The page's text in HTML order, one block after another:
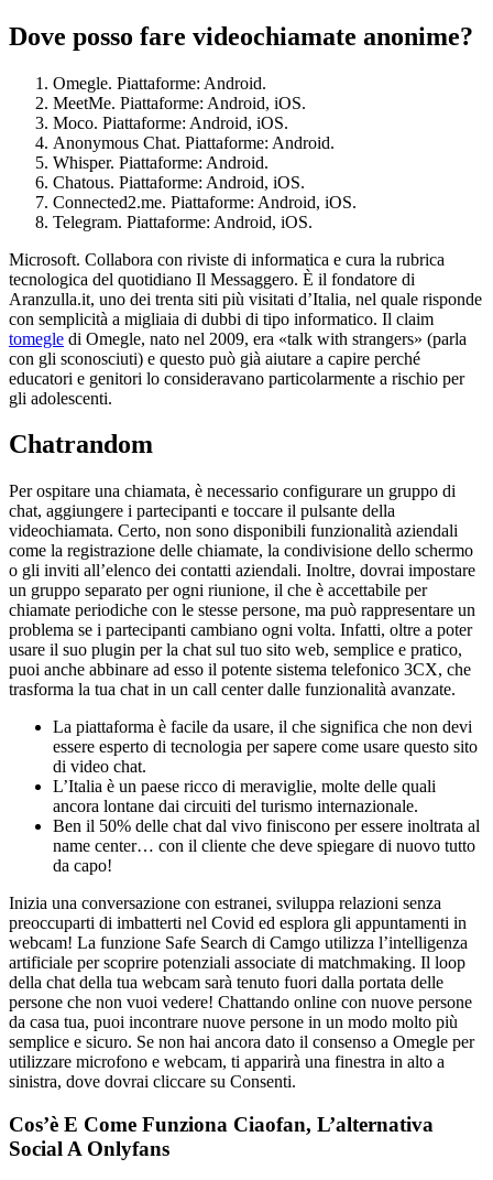
Dove posso fare videochiamate anonime?
Omegle. Piattaforme: Android.
MeetMe. Piattaforme: Android, iOS.
Moco. Piattaforme: Android, iOS.
Anonymous Chat. Piattaforme: Android.
Whisper. Piattaforme: Android.
Chatous. Piattaforme: Android, iOS.
Connected2.me. Piattaforme: Android, iOS.
Telegram. Piattaforme: Android, iOS.
Microsoft. Collabora con riviste di informatica e cura la rubrica
tecnologica del quotidiano Il Messaggero. È il fondatore di
Aranzulla.it, uno dei trenta siti più visitati d’Italia, nel quale risponde
con semplicità a migliaia di dubbi di tipo informatico. Il claim
tomegle di Omegle, nato nel 2009, era «talk with strangers» (parla
con gli sconosciuti) e questo può già aiutare a capire perché
educatori e genitori lo consideravano particolarmente a rischio per
gli adolescenti.
Chatrandom
Per ospitare una chiamata, è necessario configurare un gruppo di
chat, aggiungere i partecipanti e toccare il pulsante della
videochiamata. Certo, non sono disponibili funzionalità aziendali
come la registrazione delle chiamate, la condivisione dello schermo
o gli inviti all’elenco dei contatti aziendali. Inoltre, dovrai impostare
un gruppo separato per ogni riunione, il che è accettabile per
chiamate periodiche con le stesse persone, ma può rappresentare un
problema se i partecipanti cambiano ogni volta. Infatti, oltre a poter
usare il suo plugin per la chat sul tuo sito web, semplice e pratico,
puoi anche abbinare ad esso il potente sistema telefonico 3CX, che
trasforma la tua chat in un call center dalle funzionalità avanzate.
La piattaforma è facile da usare, il che significa che non devi
essere esperto di tecnologia per sapere come usare questo sito
di video chat.
L’Italia è un paese ricco di meraviglie, molte delle quali
ancora lontane dai circuiti del turismo internazionale.
Ben il 50% delle chat dal vivo finiscono per essere inoltrata al
name center… con il cliente che deve spiegare di nuovo tutto
da capo!
Inizia una conversazione con estranei, sviluppa relazioni senza
preoccuparti di imbatterti nel Covid ed esplora gli appuntamenti in
webcam! La funzione Safe Search di Camgo utilizza l’intelligenza
artificiale per scoprire potenziali associate di matchmaking. Il loop
della chat della tua webcam sarà tenuto fuori dalla portata delle
persone che non vuoi vedere! Chattando online con nuove persone
da casa tua, puoi incontrare nuove persone in un modo molto più
semplice e sicuro. Se non hai ancora dato il consenso a Omegle per
utilizzare microfono e webcam, ti apparirà una finestra in alto a
sinistra, dove dovrai cliccare su Consenti.
Cos’è E Come Funziona Ciaofan, L’alternativa
Social A Onlyfans